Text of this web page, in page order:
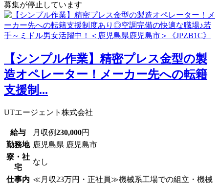
募集が停止しています
【シンプル作業】精密プレス金型の製
造オペレーター！メーカー先への転籍
支援制...
UTエージェント株式会社
給与 月収例230,000円
勤務地 鹿児島県 鹿児島市
寮・社
宅
なし
仕事内 ≪月収23万円・正社員≫機械系工場での組立・機械